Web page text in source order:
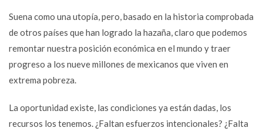
Suena como una utopía, pero, basado en la historia comprobada
de otros países que han logrado la hazaña, claro que podemos
remontar nuestra posición económica en el mundo y traer
progreso a los nueve millones de mexicanos que viven en
extrema pobreza.
La oportunidad existe, las condiciones ya están dadas, los
recursos los tenemos. ¿Faltan esfuerzos intencionales? ¿Falta